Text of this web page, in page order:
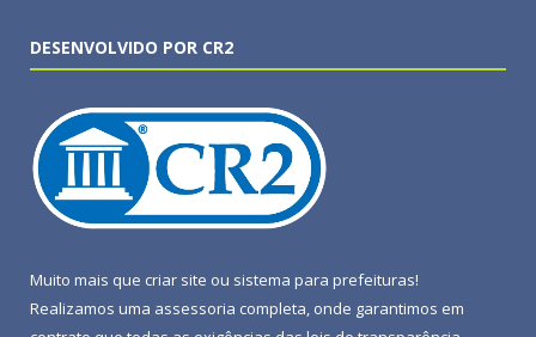
DESENVOLVIDO POR CR2
Muito mais que criar site ou sistema para prefeituras!
Realizamos uma assessoria completa, onde garantimos em